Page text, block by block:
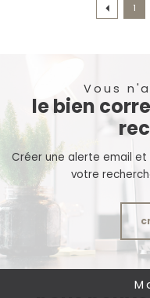
1
Vous
le bien
Créer une alerte email
votre